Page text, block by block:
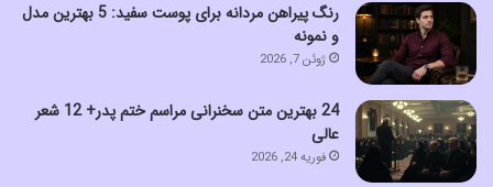
رنگ پیراهن مردانه برای پوست سفید: 5 بهترین مدل
و نمونه
ژوئن 7, 2026
24 بهترین متن سخنرانی مراسم ختم پدر+ 12 شعر
عالی
فوریه 24, 2026